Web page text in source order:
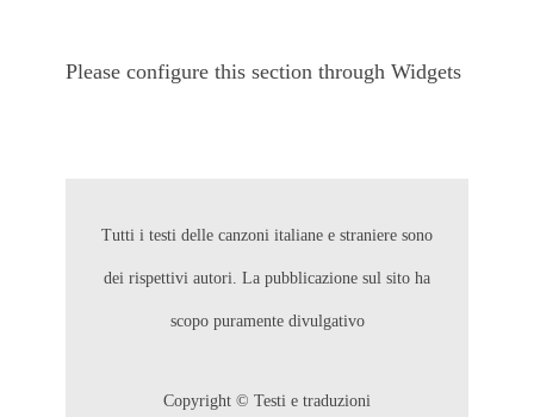
Please configure this section through Widgets
Tutti i testi delle canzoni italiane e straniere sono
dei rispettivi autori. La pubblicazione sul sito ha
scopo puramente divulgativo
Copyright © Testi e traduzioni